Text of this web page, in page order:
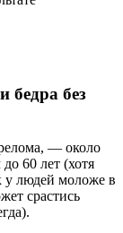
бедра без
— около
60 лет (хотя
у людей моложе в
срастись